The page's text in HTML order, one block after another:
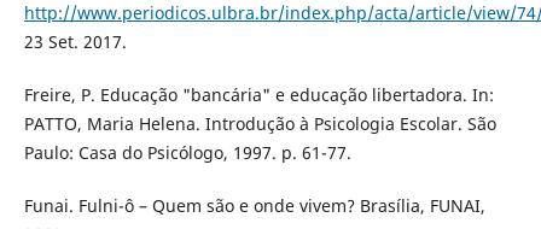
http://www.periodicos.ulbra.br/index.php/acta/article/view/
23 Set. 2017.
Freire, P. Educação "bancária" e educação libertadora. In:
PATTO, Maria Helena. Introdução à Psicologia Escolar. São
Paulo: Casa do Psicólogo, 1997. p. 61-77.
Funai. Fulni-ô – Quem são e onde vivem? Brasília, FUNAI,